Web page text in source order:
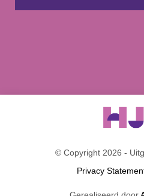
© Copyright 2026 -
Privacy